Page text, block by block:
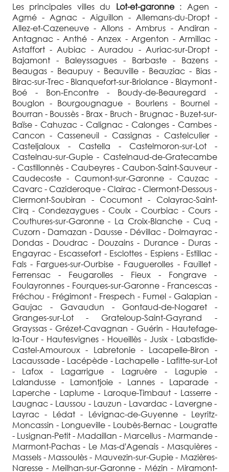
Les principales villes du Lot-et-garonne : Agen -
Agmé - Agnac - Aiguillon - Allemans-du-Dropt -
Allez-et-Cazeneuve - Allons - Ambrus - Andiran -
Antagnac - Anthé - Anzex - Argenton - Armillac -
Astaffort - Aubiac - Auradou - Auriac-sur-Dropt -
Bajamont - Baleyssagues - Barbaste - Bazens -
Beaugas - Beaupuy - Beauville - Beauziac - Bias -
Birac-sur-Trec - Blanquefort-sur-Briolance - Blaymont -
Boé - Bon-Encontre - Boudy-de-Beauregard -
Bouglon - Bourgougnague - Bourlens - Bournel -
Bourran - Boussès - Brax - Bruch - Brugnac - Buzet-sur-
Baïse - Cahuzac - Calignac - Calonges - Cambes -
Cancon - Casseneuil - Cassignas - Castelculier -
Casteljaloux - Castella - Castelmoron-sur-Lot -
Castelnau-sur-Gupie - Castelnaud-de-Gratecambe
- Castillonnès - Caubeyres - Caubon-Saint-Sauveur -
Caudecoste - Caumont-sur-Garonne - Cauzac -
Cavarc - Cazideroque - Clairac - Clermont-Dessous -
Clermont-Soubiran - Cocumont - Colayrac-Saint-
Cirq - Condezaygues - Coulx - Courbiac - Cours -
Couthures-sur-Garonne - La Croix-Blanche - Cuq -
Cuzorn - Damazan - Dausse - Dévillac - Dolmayrac -
Dondas - Doudrac - Douzains - Durance - Duras -
Engayrac - Escassefort - Esclottes - Espiens - Estillac -
Fals - Fargues-sur-Ourbise - Fauguerolles - Fauillet -
Ferrensac - Feugarolles - Fieux - Fongrave -
Foulayronnes - Fourques-sur-Garonne - Francescas -
Fréchou - Frégimont - Frespech - Fumel - Galapian -
Gaujac - Gavaudun - Gontaud-de-Nogaret -
Granges-sur-Lot - Grateloup-Saint-Gayrand -
Grayssas - Grézet-Cavagnan - Guérin - Hautefage-
la-Tour - Hautesvignes - Houeillès - Jusix - Labastide-
Castel-Amouroux - Labretonie - Lacapelle-Biron -
Lacaussade - Lacépède - Lachapelle - Lafitte-sur-Lot
- Lafox - Lagarrigue - Lagruère - Lagupie -
Lalandusse - Lamontjoie - Lannes - Laparade -
Laperche - Laplume - Laroque-Timbaut - Lasserre -
Laugnac - Laussou - Lauzun - Lavardac - Lavergne -
Layrac - Lédat - Lévignac-de-Guyenne - Leyritz-
Moncassin - Longueville - Loubès-Bernac - Lougratte
- Lusignan-Petit - Madaillan - Marcellus - Marmande -
Marmont-Pachas - Le Mas-d'Agenais - Masquières -
Massels - Massoulès - Mauvezin-sur-Gupie - Mazières-
Naresse - Meilhan-sur-Garonne - Mézin - Miramont-